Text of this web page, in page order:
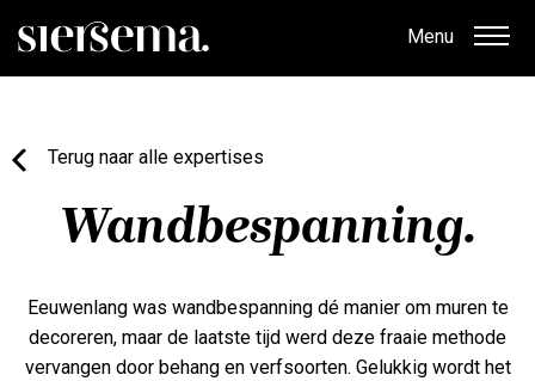
Menu
Terug naar alle expertises
Wandbespanning.
Eeuwenlang was wandbespanning dé manier om muren te
decoreren, maar de laatste tijd werd deze fraaie methode
vervangen door behang en verfsoorten. Gelukkig wordt het